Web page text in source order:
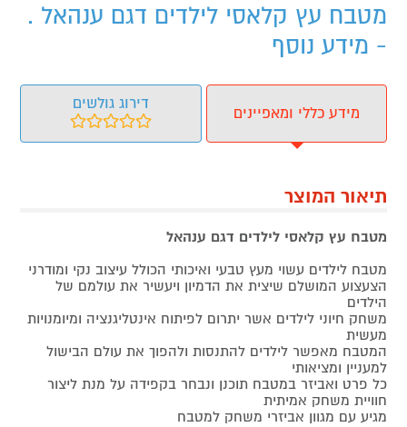
מטבח עץ קלאסי לילדים דגם ענהאל .
- מידע נוסף
מידע כללי ומאפיינים
דירוג גולשים
תיאור המוצר
מטבח עץ קלאסי לילדים דגם ענהאל
מטבח לילדים עשוי מעץ טבעי ואיכותי הכולל עיצוב נקי ומודרני
הצעצוע המושלם שיצית את הדמיון ויעשיר את עולמם של
הילדים
משחק חיוני לילדים אשר יתרום לפיתוח אינטליגנציה ומיומנויות
מעשית
המטבח מאפשר לילדים להתנסות ולהפוך את עולם הבישול
למעניין ומציאותי
כל פרט ואביזר במטבח תוכנן ונבחר בקפידה על מנת ליצור
חוויית משחק אמיתית
מגיע עם מגוון אביזרי משחק למטבח